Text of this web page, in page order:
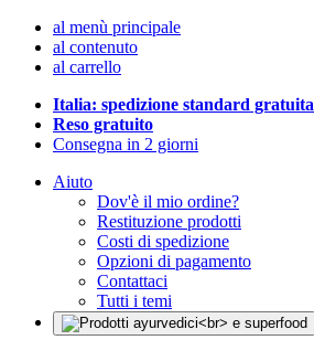
al menù principale
al contenuto
al carrello
Italia: spedizione standard gratuita
Reso gratuito
Consegna in 2 giorni
Aiuto
Dov'è il mio ordine?
Restituzione prodotti
Costi di spedizione
Opzioni di pagamento
Contattaci
Tutti i temi